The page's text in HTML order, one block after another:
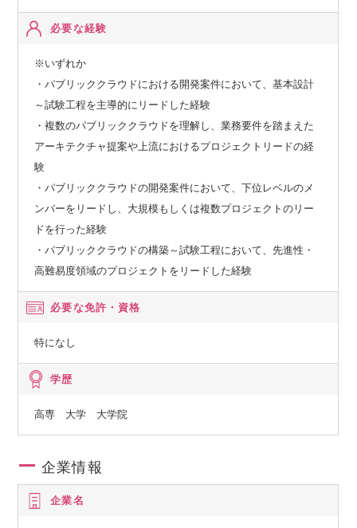
必要な経験
※いずれか
・パブリッククラウドにおける開発案件において、基本設計
～試験工程を主導的にリードした経験
・複数のパブリッククラウドを理解し、業務要件を踏まえた
アーキテクチャ提案や上流におけるプロジェクトリードの経
験
・パブリッククラウドの開発案件において、下位レベルのメ
ンバーをリードし、大規模もしくは複数プロジェクトのリー
ドを行った経験
・パブリッククラウドの構築～試験工程において、先進性・
高難易度領域のプロジェクトをリードした経験
必要な免許・資格
特になし
学歴
高専 大学 大学院
企業情報
企業名